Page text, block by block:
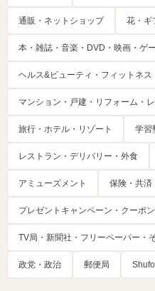
通販・ネットショップ 花・ギ
本・雑誌・音楽・DVD・映画・ゲ
ヘルス&ビューティ・フィットネス
マンション・戸建・リフォーム・
旅行・ホテル・リゾート 学習
レストラン・デリバリー・外食
アミューズメント 保険・共済
プレゼントキャンペーン・クーポン
TV局・新聞社・フリーペーパー・
政党・政治 郵便局